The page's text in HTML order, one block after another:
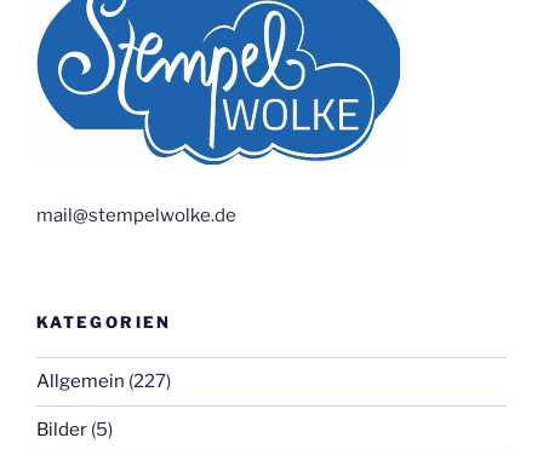
mail@stempelwolke.de
KATEGORIEN
Allgemein (227)
Bilder (5)